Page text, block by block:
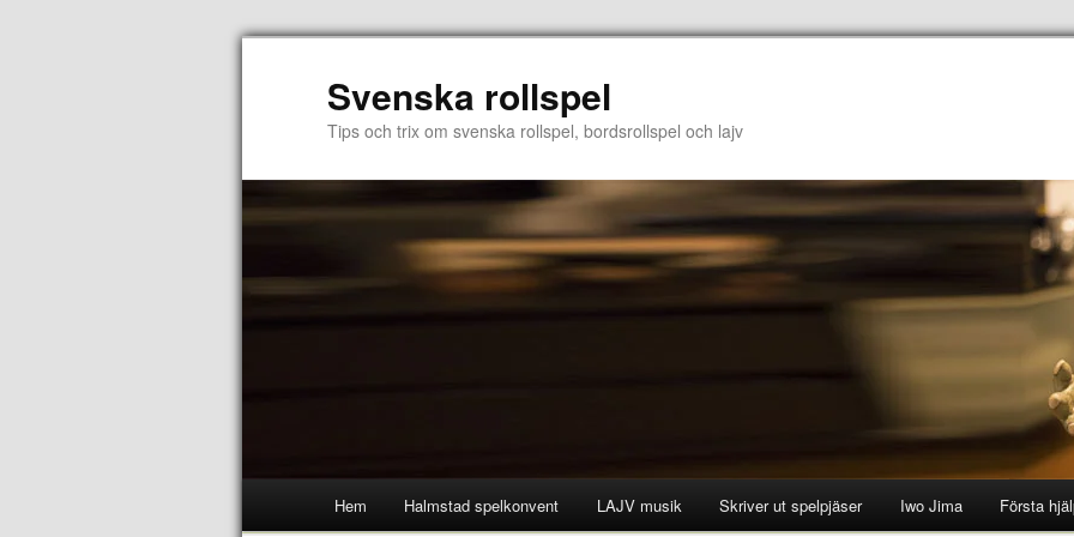
Svenska rollspel
Tips och trix om svenska rollspel, bordsrollspel och lajv
Hem Halmstad spelkonvent LAJV musik Skriver ut spelpjäser Iwo Jima Första